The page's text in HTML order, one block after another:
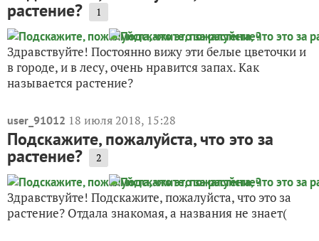
растение? 1
Здравствуйте! Постоянно вижу эти белые цветочки и
в городе, и в лесу, очень нравится запах. Как
называется растение?
user_91012 18 июля 2018, 15:28
Подскажите, пожалуйста, что это за
растение? 2
Здравствуйте! Подскажите, пожалуйста, что это за
растение? Отдала знакомая, а названия не знает(